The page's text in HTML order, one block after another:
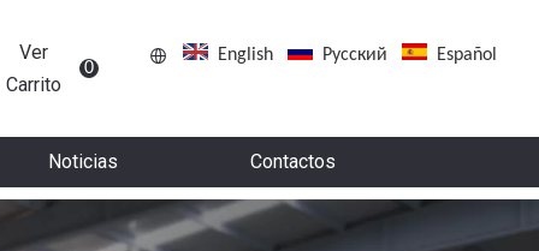
Ver
Carrito
0
English Pусский Español
Noticias Contactos